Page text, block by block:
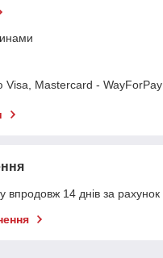
Visa, Mastercard - WayForPay
впродовж 14 днів за рахунок